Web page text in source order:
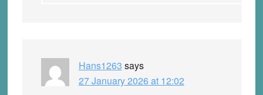
Hans1263 says
27 January 2026 at 12:02